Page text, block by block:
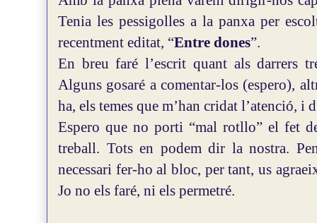
Tenia les pessigolles a la panxa per
recentment editat, “Entre dones”.
En breu faré l’escrit quant als darrers
Alguns gosaré a comentar-los (espero),
ha, els temes que m’han cridat l’atenció, i
Espero que no porti “mal rotllo” el fet
treball. Tots en podem dir la nostra.
necessari fer-ho al bloc, per tant, us
Jo no els faré, ni els permetré.